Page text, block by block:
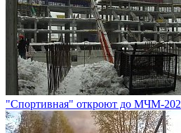
"Спортивная" откроют до МЧМ-